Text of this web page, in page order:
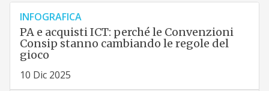
INFOGRAFICA
PA e acquisti ICT: perché le Convenzioni
Consip stanno cambiando le regole del
gioco
10 Dic 2025